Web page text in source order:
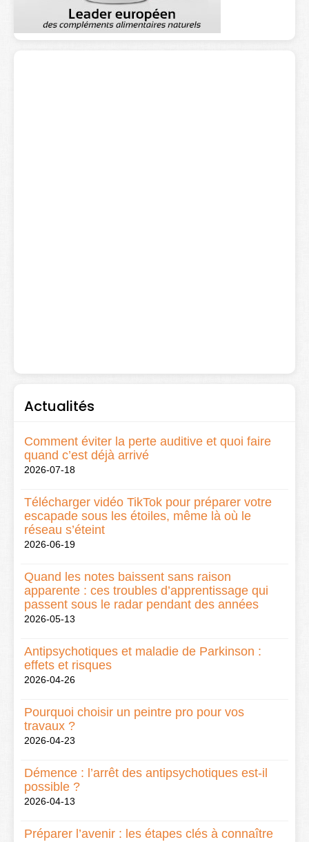
Actualités
Comment éviter la perte auditive et quoi faire
quand c’est déjà arrivé
2026-07-18
Télécharger vidéo TikTok pour préparer votre
escapade sous les étoiles, même là où le
réseau s’éteint
2026-06-19
Quand les notes baissent sans raison
apparente : ces troubles d’apprentissage qui
passent sous le radar pendant des années
2026-05-13
Antipsychotiques et maladie de Parkinson :
effets et risques
2026-04-26
Pourquoi choisir un peintre pro pour vos
travaux ?
2026-04-23
Démence : l’arrêt des antipsychotiques est-il
possible ?
2026-04-13
Préparer l’avenir : les étapes clés à connaître